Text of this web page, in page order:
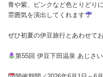
青や紫、ピンクなど色とりどり
雰囲気を演出してくれます
ぜひ初夏の伊豆旅行とあわせて
第55回 伊豆下田温泉 あじさ